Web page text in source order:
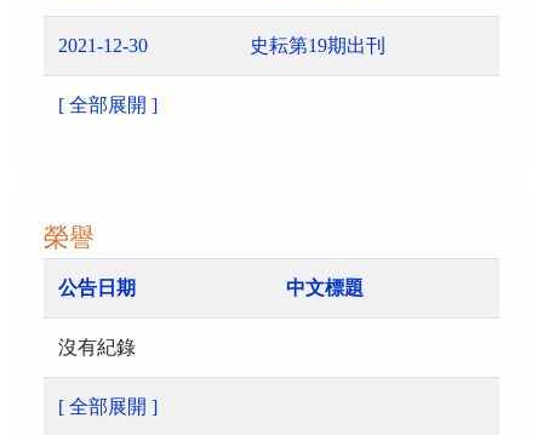
2021-12-30 史耘第19期出刊
[ 全部展開 ]
榮譽
公告日期 中文標題
沒有紀錄
[ 全部展開 ]